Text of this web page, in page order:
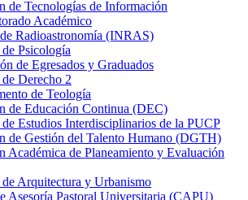
de Tecnologías de Información
Académico
Radioastronomía (INRAS)
Psicología
de Egresados y Graduados
Derecho 2
de Teología
de Educación Continua (DEC)
Estudios Interdisciplinarios de la PUCP
de Gestión del Talento Humano (DGTH)
Académica de Planeamiento y Evaluación
de Arquitectura y Urbanismo
Asesoría Pastoral Universitaria (CAPU)